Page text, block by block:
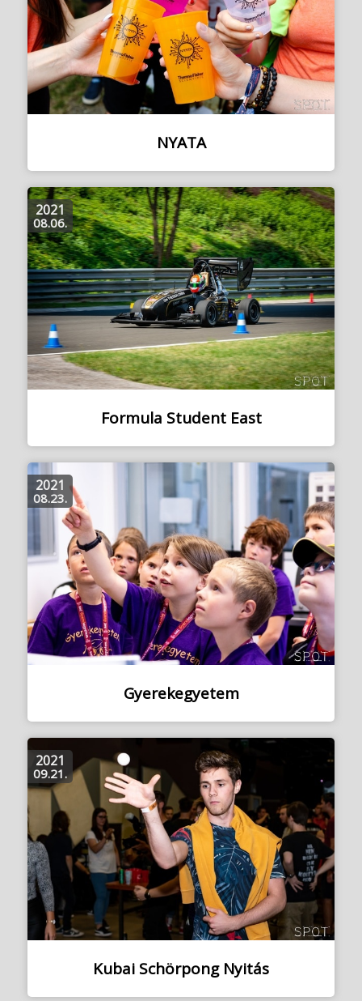
NYATA
Formula Student East
2021
08.06.
Gyerekegyetem
2021
08.23.
Kubai Schörpong Nyitás
2021
09.21.